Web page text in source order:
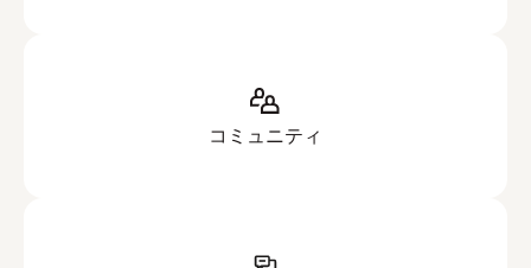
コミュニティ